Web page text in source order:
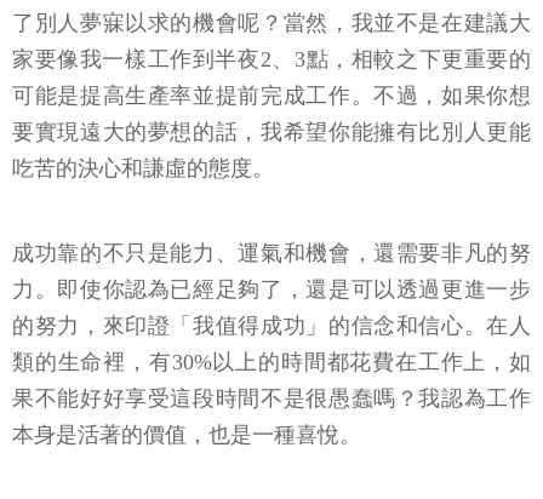
了別人夢寐以求的機會呢？當然，我並不是在建議大
家要像我一樣工作到半夜2、3點，相較之下更重要的
可能是提高生產率並提前完成工作。不過，如果你想
要實現遠大的夢想的話，我希望你能擁有比別人更能
吃苦的決心和謙虛的態度。
成功靠的不只是能力、運氣和機會，還需要非凡的努
力。即使你認為已經足夠了，還是可以透過更進一步
的努力，來印證「我值得成功」的信念和信心。在人
類的生命裡，有30%以上的時間都花費在工作上，如
果不能好好享受這段時間不是很愚蠢嗎？我認為工作
本身是活著的價值，也是一種喜悅。